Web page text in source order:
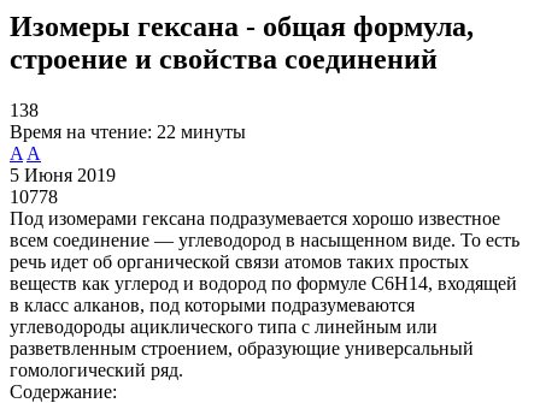
Изомеры гексана - общая формула,
строение и свойства соединений
138
Время на чтение: 22 минуты
A A
5 Июня 2019
10778
Под изомерами гексана подразумевается хорошо известное
всем соединение — углеводород в насыщенном виде. То есть
речь идет об органической связи атомов таких простых
веществ как углерод и водород по формуле C6H14, входящей
в класс алканов, под которыми подразумеваются
углеводороды ациклического типа с линейным или
разветвленным строением, образующие универсальный
гомологический ряд.
Содержание: